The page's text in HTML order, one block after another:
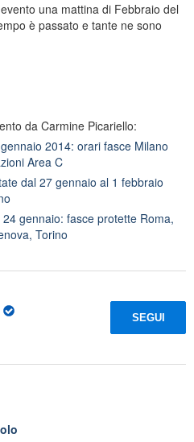
una mattina di Febbraio del
è passato e tante ne sono
da Carmine Picariello:
2014: orari fasce Milano
Area C
dal 27 gennaio al 1 febbraio
gennaio: fasce protette Roma,
Torino
SEGUI